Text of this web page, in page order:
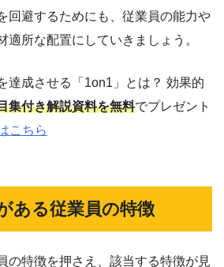
回避するためにも、従業員の能力や
適所な配置にしていきましょう。
達成させる「1on1」とは？ 効果的
集付き解説資料を無料でプレゼント
こちら
ある従業員の特徴
の特徴を押さえ、該当する特徴が見